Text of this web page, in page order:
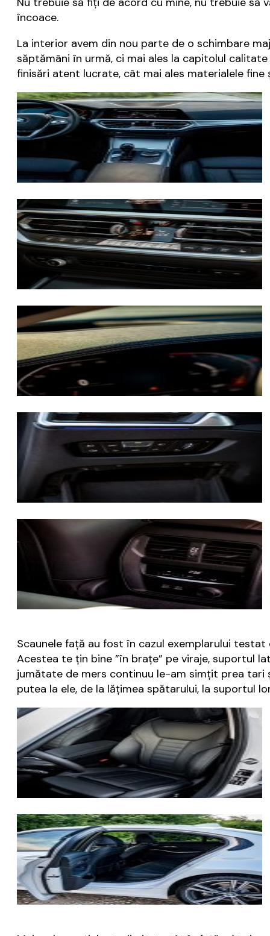
încoace.
La interior avem din nou parte de o schimbare
săptămâni în urmă, ci mai ales la capitolul
finisări atent lucrate, cât mai ales materialele
Scaunele față au fost în cazul exemplarului
Acestea te țin bine ”în brațe” pe viraje, suportul
jumătate de mers continuu le-am simțit prea
putea la ele, de la lățimea spătarului, la suportul